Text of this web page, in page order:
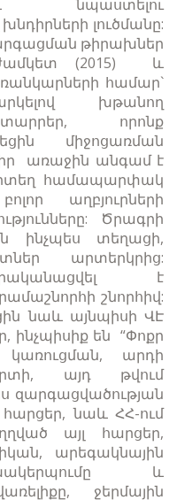
նպաստելու
լուծմանը:
թիրախներ
(2015) և
համար`
խթանող
որոնք
միջոցառման
առաջին անգամ է
համապարփակ
աղբյուրների
Ծրագրի
ինչպես տեղացի,
արտերկրից:
է
շնորհիվ:
նաև այնպիսի ՎԷ
ինչպիսիք են “Փոքր
կառուցման, արդի
այդ թվում
զարգացվածության
նաև ՀՀ-ում
այլ հարցեր,
արեգակնային
և
ջերմային